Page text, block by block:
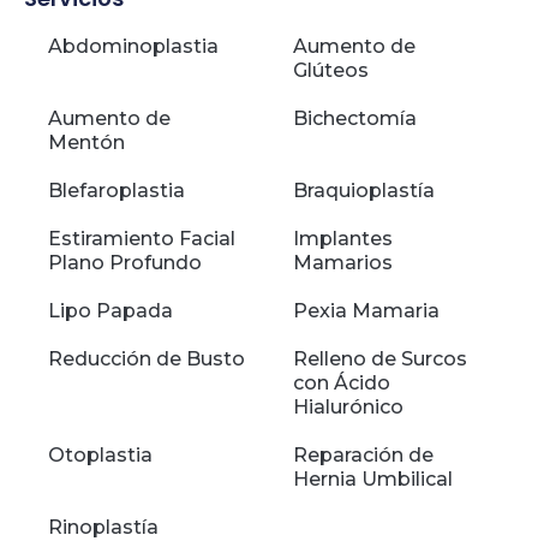
Abdominoplastia
Aumento de
Glúteos
Aumento de
Mentón
Bichectomía
Blefaroplastia Braquioplastía
Estiramiento Facial
Plano Profundo
Implantes
Mamarios
Lipo Papada Pexia Mamaria
Reducción de Busto
Relleno de Surcos
con Ácido
Hialurónico
Otoplastia
Reparación de
Hernia Umbilical
Rinoplastía